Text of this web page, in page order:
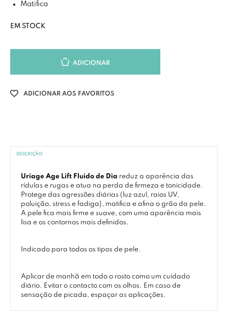
Matifica
EM STOCK
ADICIONAR
ADICIONAR AOS FAVORITOS
DESCRIÇÃO
Uriage Age Lift Fluido de Dia reduz a aparência das
rídulas e rugas e atua na perda de firmeza e tonicidade.
Protege das agressões diárias (luz azul, raios UV,
poluição, stress e fadiga), matifica e afina o grão da pele.
A pele fica mais firme e suave, com uma aparência mais
lisa e os contornos mais definidos.
Indicado para todos os tipos de pele.
Aplicar de manhã em todo o rosto como um cuidado
diário. Evitar o contacto com os olhos. Em caso de
sensação de picada, espaçar as aplicações.